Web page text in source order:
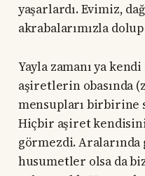
yaşarlardı. Evimiz,
akrabalarımızla
Yayla zamanı ya
aşiretlerin obasında
mensupları birbirine
Hiçbir aşiret
görmezdi. Aralarında
husumetler olsa da